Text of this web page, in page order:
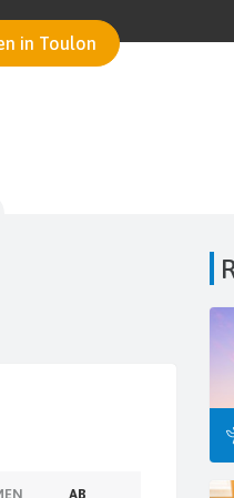
in Toulon
AB